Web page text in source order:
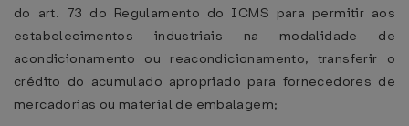
do art. 73 do Regulamento do ICMS para permitir aos
estabelecimentos industriais na modalidade de
acondicionamento ou reacondicionamento, transferir o
crédito do acumulado apropriado para fornecedores de
mercadorias ou material de embalagem;